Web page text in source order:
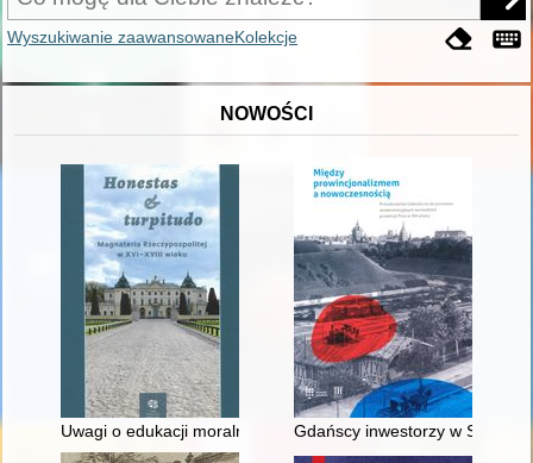
Wyszukiwanie zaawansowaneKolekcje
NOWOŚCI
Uwagi o edukacji moralnej synów szlacheckich w XVI-
Gdańscy inwestorzy w